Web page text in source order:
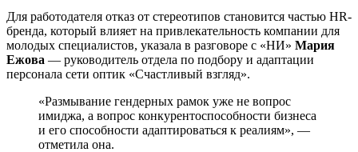
Для работодателя отказ от стереотипов становится частью HR-
бренда, который влияет на привлекательность компании для
молодых специалистов, указала в разговоре с «НИ» Мария
Ежова — руководитель отдела по подбору и адаптации
персонала сети оптик «Счастливый взгляд».
«Размывание гендерных рамок уже не вопрос
имиджа, а вопрос конкурентоспособности бизнеса
и его способности адаптироваться к реалиям», —
отметила она.